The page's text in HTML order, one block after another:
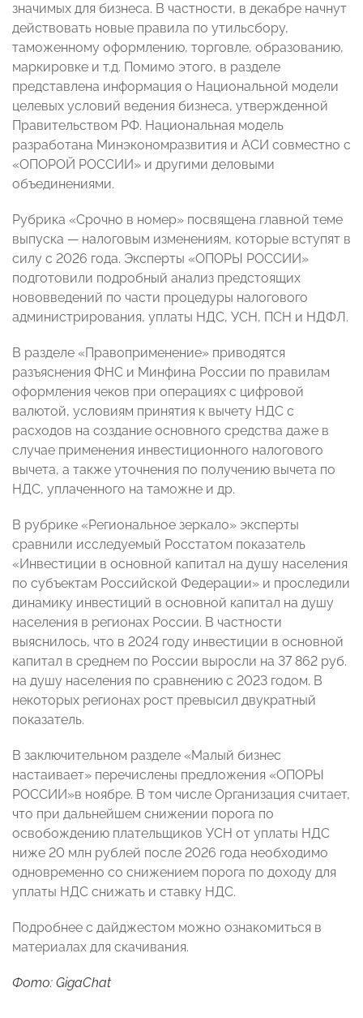
значимых для бизнеса. В частности, в декабре начнут
действовать новые правила по утильсбору,
таможенному оформлению, торговле, образованию,
маркировке и т.д. Помимо этого, в разделе
представлена информация о Национальной модели
целевых условий ведения бизнеса, утвержденной
Правительством РФ. Национальная модель
разработана Минэкономразвития и АСИ совместно с
«ОПОРОЙ РОССИИ» и другими деловыми
объединениями.
Рубрика «Срочно в номер» посвящена главной теме
выпуска — налоговым изменениям, которые вступят в
силу с 2026 года. Эксперты «ОПОРЫ РОССИИ»
подготовили подробный анализ предстоящих
нововведений по части процедуры налогового
администрирования, уплаты НДС, УСН, ПСН и НДФЛ.
В разделе «Правоприменение» приводятся
разъяснения ФНС и Минфина России по правилам
оформления чеков при операциях с цифровой
валютой, условиям принятия к вычету НДС с
расходов на создание основного средства даже в
случае применения инвестиционного налогового
вычета, а также уточнения по получению вычета по
НДС, уплаченного на таможне и др.
В рубрике «Региональное зеркало» эксперты
сравнили исследуемый Росстатом показатель
«Инвестиции в основной капитал на душу населения
по субъектам Российской Федерации» и проследили
динамику инвестиций в основной капитал на душу
населения в регионах России. В частности
выяснилось, что в 2024 году инвестиции в основной
капитал в среднем по России выросли на 37 862 руб.
на душу населения по сравнению с 2023 годом. В
некоторых регионах рост превысил двукратный
показатель.
В заключительном разделе «Малый бизнес
настаивает» перечислены предложения «ОПОРЫ
РОССИИ»в ноябре. В том числе Организация считает,
что при дальнейшем снижении порога по
освобождению плательщиков УСН от уплаты НДС
ниже 20 млн рублей после 2026 года необходимо
одновременно со снижением порога по доходу для
уплаты НДС снижать и ставку НДС.
Подробнее с дайджестом можно ознакомиться в
материалах для скачивания.
Фото: GigaChat